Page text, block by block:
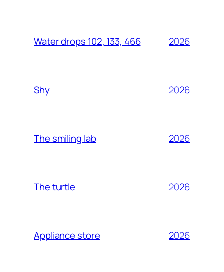
Water drops 102, 133, 466 2026
Shy 2026
The smiling lab 2026
The turtle 2026
Appliance store 2026